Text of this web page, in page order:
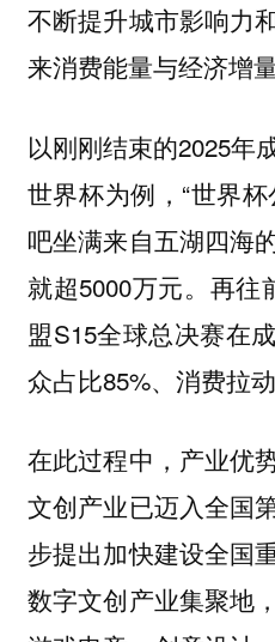
不断提升城市影响力
来消费能量与经济增量
以刚刚结束的2025年
世界杯为例，“世界
吧坐满来自五湖四海
就超5000万元。再往
盟S15全球总决赛在
众占比85%、消费拉
在此过程中，产业优
文创产业已迈入全国
步提出加快建设全国
数字文创产业集聚地